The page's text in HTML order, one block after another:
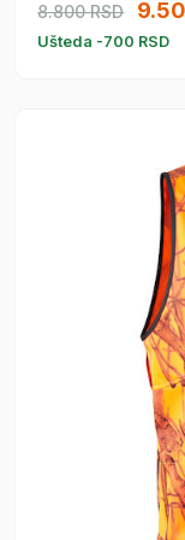
8.800 RSD
Ušteda -700 RSD